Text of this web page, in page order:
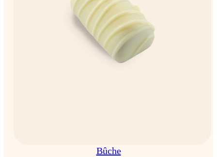
Bûche